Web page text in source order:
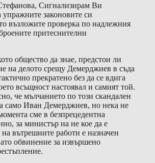
Сигнализирам Ви
законовите си
възложите проверка по надлежния
притеснителни
общество да знае, предстои ли
на делото срещу Демерджиев в съда
прекратено без да се вдига
всъщност настоявал и самият той.
че мълчанието по този скандален
само Иван Демерджиев, но нека не
сме в безпрецедентна
за министър на не кое да е
вътрешните работи е назначен
обвинение за извършено